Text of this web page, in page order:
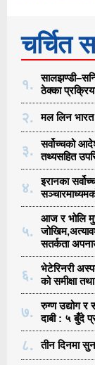
चर्चित
१.
ठेक्का
२. मल लिन भारत
३.
सर्वोच्चको
तथ्यसहित
४.
इरानका
५.
आज र भोलि
सतर्कता
६.
भेटेरिनरी
को समीक्षा
७.
रुग्ण उद्योग र
दाबी : ५ बुँदे
८. तीन दिनमा